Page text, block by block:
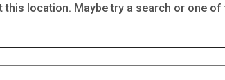
location. Maybe try a search or one of